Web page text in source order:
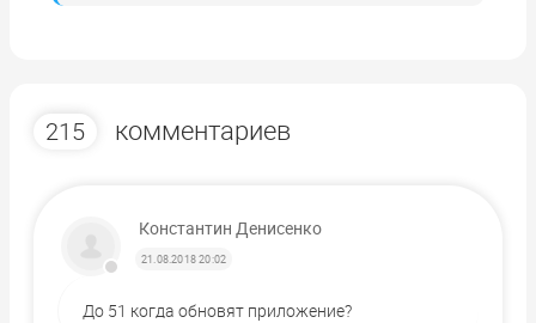
215 комментариев
Константин Денисенко
21.08.2018 20:02
До 51 когда обновят приложение?